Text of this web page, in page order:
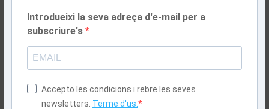
Introdueixi la seva adreça d'e-mail per a
subscriure's
Accepto les condicions i rebre les seves
newsletters. Terme d'us.